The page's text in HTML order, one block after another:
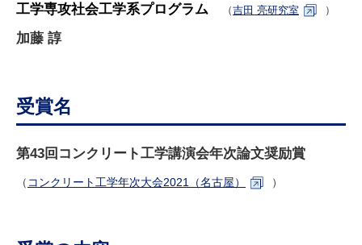
資料請求
工学専攻社会工学系プログラム （吉田 亮研究室 ）
加藤 諄
受賞名
第43回コンクリート工学講演会年次論文奨励賞
（ コンクリート工学年次大会2021（名古屋） ）